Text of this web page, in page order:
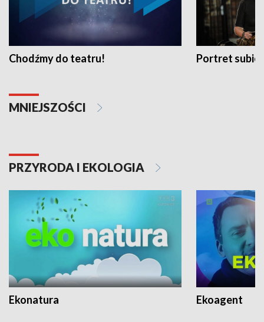
Chodźmy do teatru! Portret
MNIEJSZOŚCI
PRZYRODA I EKOLOGIA
Ekonatura Ekoagent